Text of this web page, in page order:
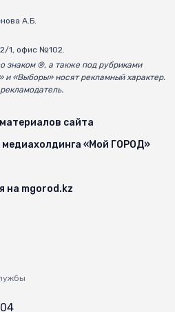
А.Б.
1, офис №102.
знаком ®, а также под рубриками
и «Выборы» носят рекламный характер.
сайта
«Мой ГОРОД»
на mgorod.kz